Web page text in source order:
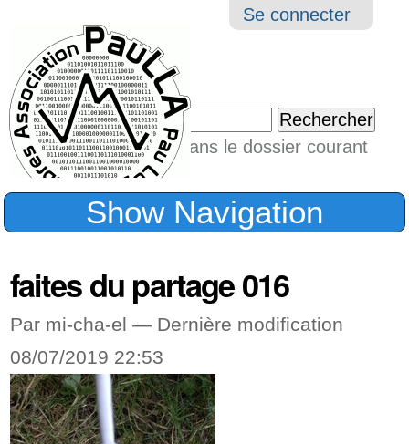
Outils
Se connecter
Chercher par
Seulement dans le dossier courant
Recherche
Show Navigation
faites du partage 016
Par mi-cha-el — Dernière modification
08/07/2019 22:53